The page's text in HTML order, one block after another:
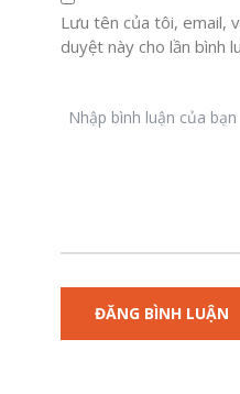
Lưu tên của tôi, email,
duyệt này cho lần bình